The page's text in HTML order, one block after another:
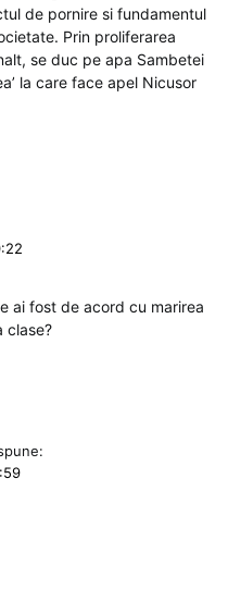
de pornire si fundamentul
Prin proliferarea
se duc pe apa Sambetei
la care face apel Nicusor
ai fost de acord cu marirea
clase?